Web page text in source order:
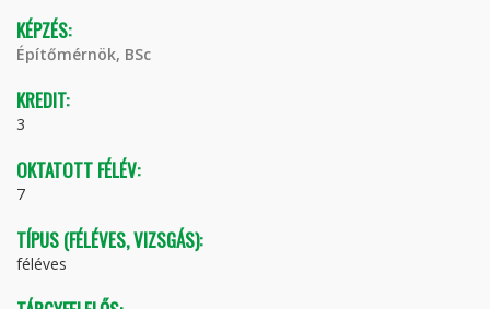
KÉPZÉS:
Építőmérnök, BSc
KREDIT:
3
OKTATOTT FÉLÉV:
7
TÍPUS (FÉLÉVES, VIZSGÁS):
féléves